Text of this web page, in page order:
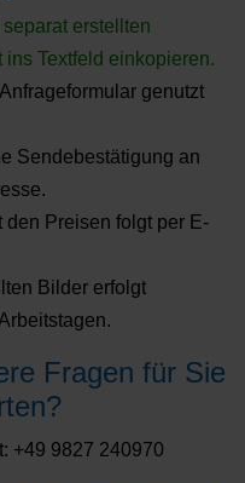
erstellten
ins Textfeld einkopieren.
genutzt
Sendebestätigung an
den Preisen folgt per E-
Bilder erfolgt
Fragen für Sie
+49 9827 240970